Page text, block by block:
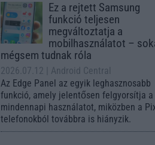
Ez a rejtett Samsung
funkció teljesen
megváltoztatja a
mobilhasználatot –
mégsem tudnak róla
2026.07.12
| Android Central
Az Edge Panel az egyik leghasznosabb
funkció, amely jelentősen felgyorsítja a
mindennapi használatot, miközben a
telefonokból továbbra is hiányzik.